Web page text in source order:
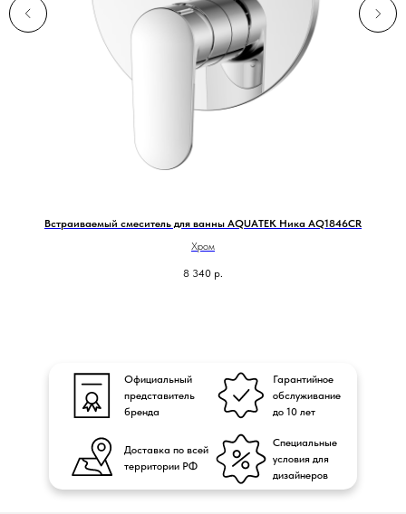
Встраиваемый смеситель для ванны AQUATEK Ника AQ1846CR
Хром
8 340 р.
Официальный
представитель
бренда
Доставка по всей
территории РФ
Гарантийное
обслуживание
до 10 лет
Специальные
условия для
дизайнеров